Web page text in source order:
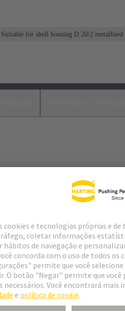
for shell housing D 20/2 metallised
housing
height
shell housing D 20/2 metallised